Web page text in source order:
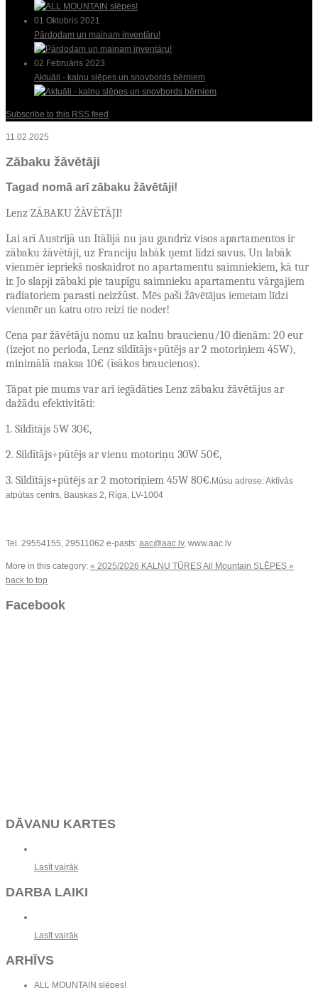
01 Oktobris 2021
Pārdodam un mainam inventāru!
02 Februāris 2023
Aktuāli - kalnu slēpes un snovbords bērniem
Subscribe to this RSS feed
11.02.2025
Zābaku žāvētāji
Tagad nomā arī zābaku žāvētāji!
Lenz ZĀBAKU ŽĀVĒTĀJI!
Lai arī Austrijā un Itālijā nu jau gandrīz visos apartamentos ir
zābaku žāvētāji, uz Franciju labāk ņemt līdzi savus. Un labāk
vienmēr iepriekš noskaidrot no apartamentu saimniekiem, kā tur
ir. Jo slapji zābaki pie taupīgu saimnieku apartamentu vārgajiem
radiatoriem parasti neizžūst. Mēs paši žāvētājus iemetam līdzi
vienmēr un katru otro reizi tie noder!
Cena par žāvētāju nomu uz kalnu braucienu/10 dienām: 20 eur
(izejot no perioda, Lenz sildītājs+pūtējs ar 2 motoriņiem 45W),
minimālā maksa 10€ (īsākos braucienos).
Tāpat pie mums var arī iegādāties Lenz zābaku žāvētājus ar
dažādu efektivitāti:
1. Sildītājs 5W 30€,
2. Sildītājs+pūtējs ar vienu motoriņu 30W 50€,
3. Sildītājs+pūtējs ar 2 motoriņiem 45W 80€.Mūsu adrese: Aktīvās
atpūtas centrs, Bauskas 2, Rīga, LV-1004
Tel. 29554155, 29511062 e-pasts: aac@aac.lv, www.aac.lv
More in this category: « 2025/2026 KALNU TŪRESAll Mountain SLĒPES »
back to top
Facebook
DĀVANU KARTES
Lasīt vairāk
DARBA LAIKI
Lasīt vairāk
ARHĪVS
ALL MOUNTAIN slēpes!